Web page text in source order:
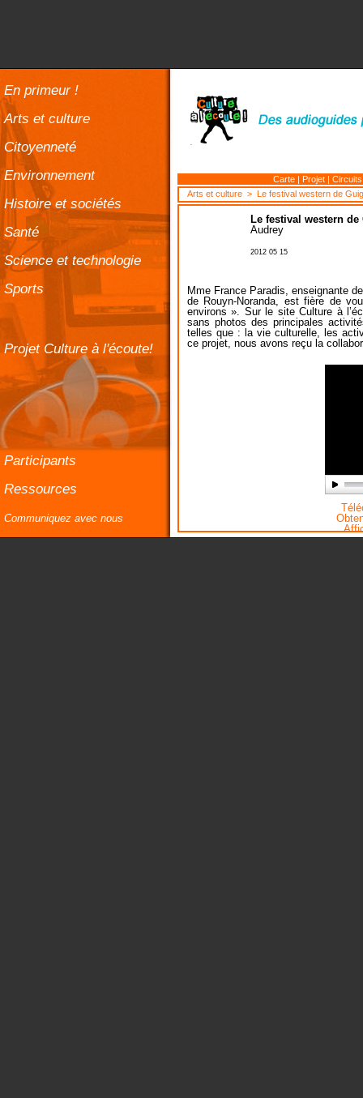
En primeur !
Arts et culture
Citoyenneté
Environnement
Histoire et sociétés
Santé
Science et technologie
Sports
Projet Culture à l'écoute!
Participants
Ressources
Communiquez avec nous
Carte | Projet |
Arts et culture > Le festival western de
Le festival western de
Audrey
2012 05 15
Mme France Paradis, enseignante
de Rouyn-Noranda, est fière de
environs ». Sur le site Culture à
sans photos des principales
telles que : la vie culturelle, les
ce projet, nous avons reçu la